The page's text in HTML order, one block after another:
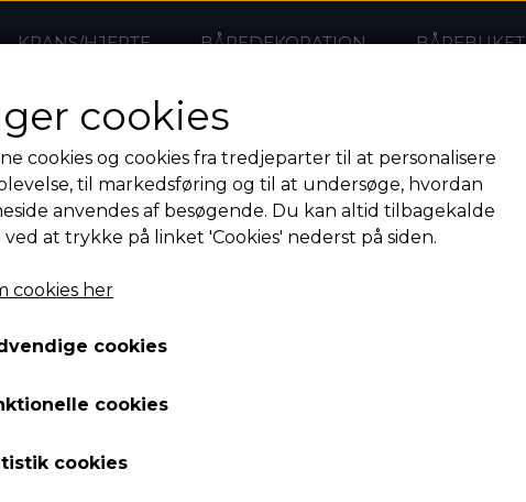
KRANS/HJERTE BÅREDEKORATION BÅREBUKET
abonnement
cookies
cookies og cookies fra tredjeparter til at personalisere
til markedsføring og til at undersøge, hvordan
anvendes af besøgende. Du kan altid tilbagekalde
at trykke på linket 'Cookies' nederst på siden.
cookies her
cookies
cookies
cookies